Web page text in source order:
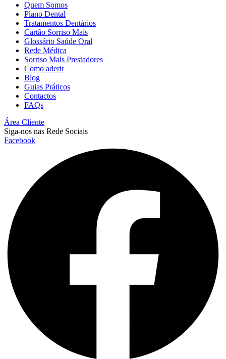
Quem Somos
Plano Dental
Tratamentos Dentários
Cartão Sorriso Mais
Glossário Saúde Oral
Rede Médica
Sorriso Mais Prestadores
Como aderir
Blog
Guias Práticos
Contactos
FAQs
Área Cliente
Siga-nos nas Rede Sociais
Facebook